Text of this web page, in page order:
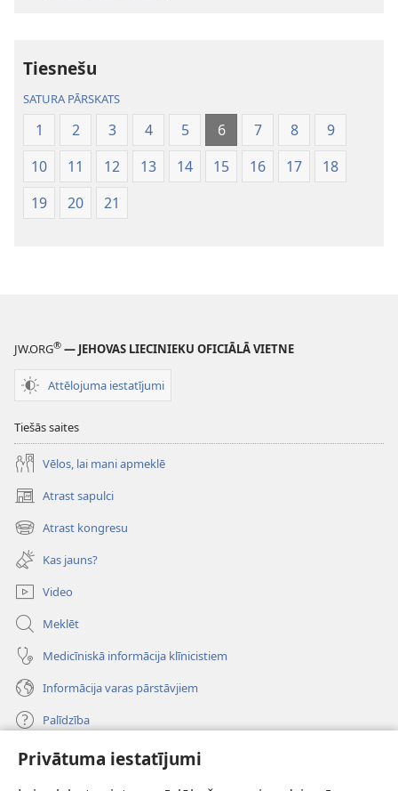
Privātuma iestatījumi
Tiesnešu
SATURA PĀRSKATS
1 2 3 4 5 6 7 8
9
10
11 12 13 14 15 16 17
18
19
20 21
JW.ORG® — JEHOVAS LIECINIEKU OFICIĀLĀ VIETNE
Attēlojuma iestatījumi
Tiešās saites
Vēlos, lai mani apmeklē
Atrast sapulci
(opens
new
window)
Atrast kongresu
(opens
new
window)
Kas jauns?
Video
Meklēt
Medicīniskā informācija klīnicistiem
Informācija varas pārstāvjiem
Palīdzība
Ziedojumi